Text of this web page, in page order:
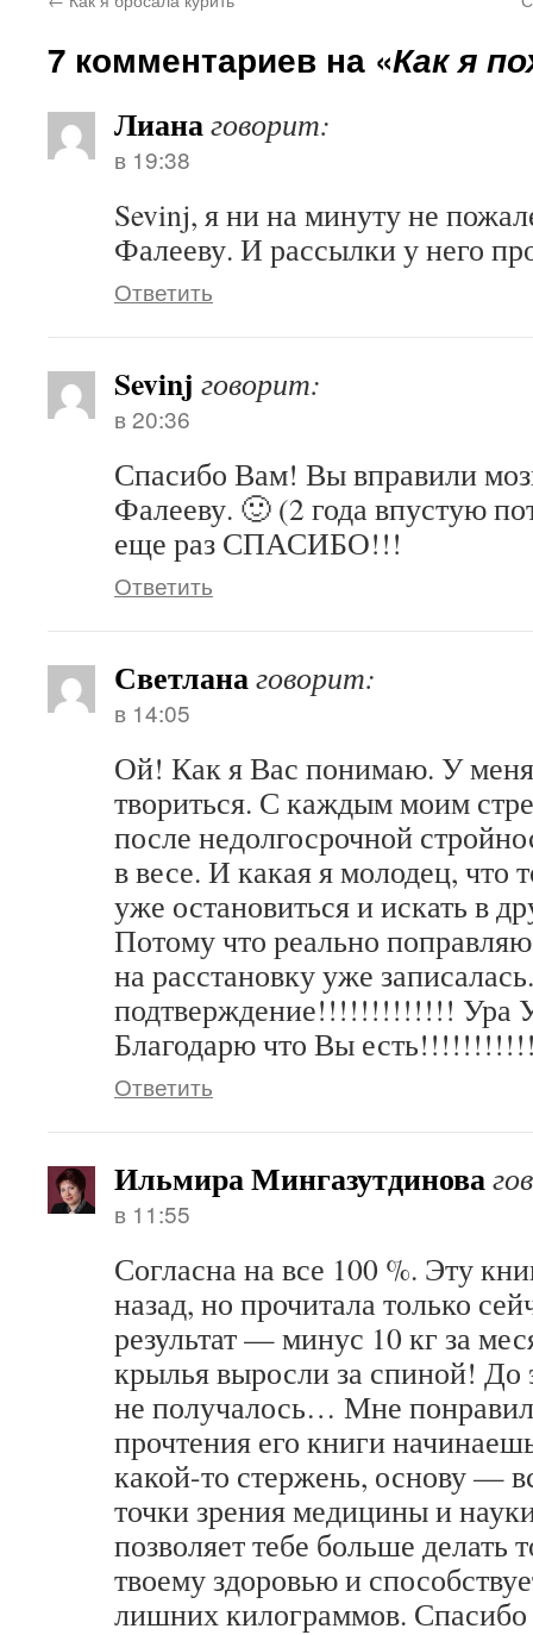
7 комментариев на «Как я
Лианаговорит:
в 19:38
Sevinj, я ни на минуту не
Фалееву. И рассылки у него
Ответить
Sevinj говорит:
в 20:36
Спасибо Вам! Вы вправили
Фалееву. 🙂 (2 года впустую
еще раз СПАСИБО!!!
Ответить
Светланаговорит:
в 14:05
Ой! Как я Вас понимаю. У меня
твориться. С каждым моим
после недолгосрочной
в весе. И какая я молодец, что
уже остановиться и искать в
Потому что реально
на расстановку уже
подтверждение!!!!!!!!!!!!! Ура
Благодарю что Вы
Ответить
Ильмира Мингазутдинова
в 11:55
Согласна на все 100 %. Эту
назад, но прочитала только
результат — минус 10 кг за
крылья выросли за спиной! До
не получалось… Мне
прочтения его книги
какой-то стержень, основу —
точки зрения медицины и
позволяет тебе больше делать
твоему здоровью и
лишних килограммов.